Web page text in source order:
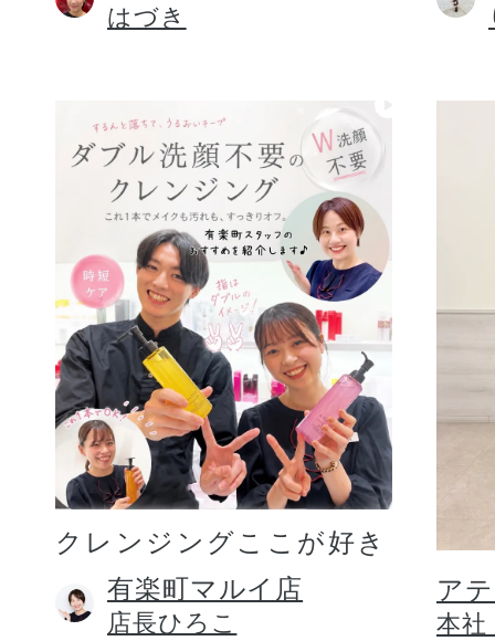
はづき
クレンジングここが好き
有楽町マルイ店
店長ひろこ
ア
本